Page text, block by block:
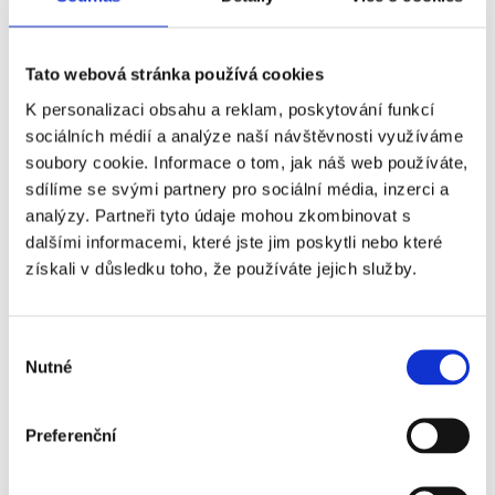
Tato webová stránka používá cookies
K personalizaci obsahu a reklam, poskytování funkcí
sociálních médií a analýze naší návštěvnosti využíváme
soubory cookie. Informace o tom, jak náš web používáte,
sdílíme se svými partnery pro sociální média, inzerci a
analýzy. Partneři tyto údaje mohou zkombinovat s
dalšími informacemi, které jste jim poskytli nebo které
získali v důsledku toho, že používáte jejich služby.
souhlasu
Nutné
Preferenční
Příplatky za vstupenky vyšší kategorie
Název
AC Milán - Udinese
Calcio - 5. kategorie
+230 Kč
AC Milán - Udinese
Calcio - 3. kategorie
+320 Kč
AC Milán - Udinese
+630 Kč
Calcio - 4. kategorie
+1 490 Kč
AC Milán - Udinese
+4 830 Kč